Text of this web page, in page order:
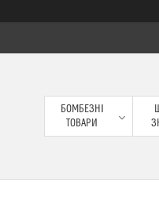
БОМБЕЗНІ
ТОВАРИ